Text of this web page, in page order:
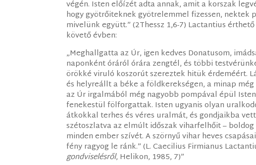
végén. Isten előízét adta annak, amit a korszak
hogy gyötrőiteknek gyötrelemmel fizessen, nektek
mivelünk együtt.” (2Thessz 1,6-7) Lactantius
követő évben:
„Meghallgatta az Úr, igen kedves Donatusom,
naponként óráról órára zengtél, és többi
örökké viruló koszorút szereztek hitük érdeméért.
és helyreállt a béke a földkerekségen, a minap
az Úr irgalmából még nagyobb pompával épül
fenekestül fölforgattak. Isten ugyanis olyan
átkokkal terhes és véres uralmát, és gondjaikba
szétoszlatva az elmúlt időszak viharfelhőit –
minden ember szívét. A szörnyű vihar heves
fény ragyog le ránk.” (L. Caecilius Firmianus
gondviselésről, Helikon, 1985, 7)”